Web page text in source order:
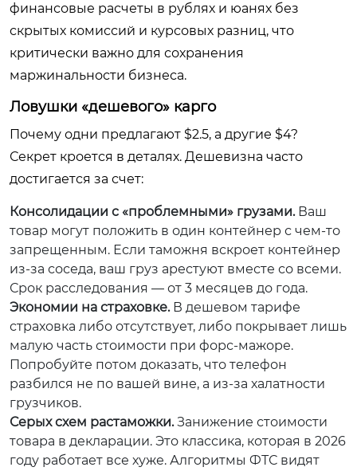
финансовые расчеты в рублях и юанях без
скрытых комиссий и курсовых разниц, что
критически важно для сохранения
маржинальности бизнеса.
Ловушки «дешевого» карго
Почему одни предлагают $2.5, а другие $4?
Секрет кроется в деталях. Дешевизна часто
достигается за счет:
Консолидации с «проблемными» грузами.Ваш
товар могут положить в один контейнер с чем-то
запрещенным. Если таможня вскроет контейнер
из-за соседа, ваш груз арестуют вместе со всеми.
Срок расследования — от 3 месяцев до года.
Экономии на страховке.В дешевом тарифе
страховка либо отсутствует, либо покрывает лишь
малую часть стоимости при форс-мажоре.
Попробуйте потом доказать, что телефон
разбился не по вашей вине, а из-за халатности
грузчиков.
Серых схем растаможки.Занижение стоимости
товара в декларации. Это классика, которая в 2026
году работает все хуже. Алгоритмы ФТС видят